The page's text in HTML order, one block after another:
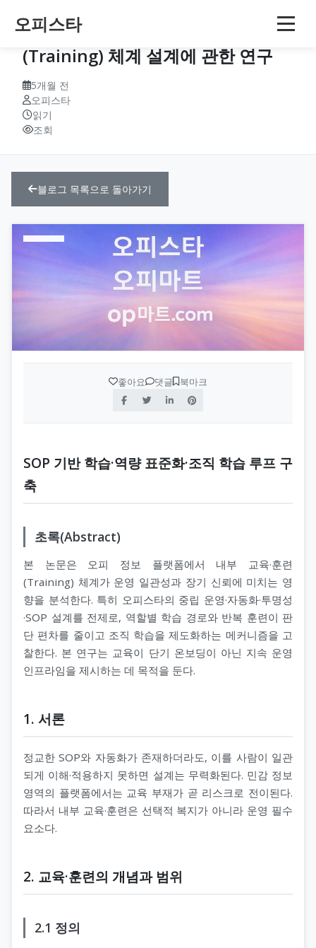
오피스타
오피스타의 내부 교육·훈련
(Training) 체계 설계에 관한 연구
5개월 전
오피스타
읽기
조회
블로그 목록으로 돌아가기
좋아요 댓글 북마크
SOP 기반 학습·역량 표준화·조직 학습 루프 구
축
초록(Abstract)
본 논문은 오피 정보 플랫폼에서 내부 교육·훈련
(Training) 체계가 운영 일관성과 장기 신뢰에 미치는 영
향을 분석한다. 특히 오피스타의 중립 운영·자동화·투명성
·SOP 설계를 전제로, 역할별 학습 경로와 반복 훈련이 판
단 편차를 줄이고 조직 학습을 제도화하는 메커니즘을 고
찰한다. 본 연구는 교육이 단기 온보딩이 아닌 지속 운영
인프라임을 제시하는 데 목적을 둔다.
1. 서론
정교한 SOP와 자동화가 존재하더라도, 이를 사람이 일관
되게 이해·적용하지 못하면 설계는 무력화된다. 민감 정보
영역의 플랫폼에서는 교육 부재가 곧 리스크로 전이된다.
따라서 내부 교육·훈련은 선택적 복지가 아니라 운영 필수
요소다.
2. 교육·훈련의 개념과 범위
2.1 정의